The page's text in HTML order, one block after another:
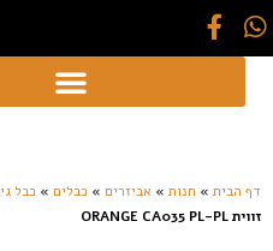
דף הבית » חנות » אביזרים » כבלים » כבל
זווית ORANGE CA035 PL-PL